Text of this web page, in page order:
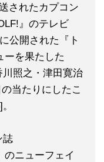
されたカプコン
』のテレビ
公開された『ト
ーを果たした
照之・津田寛治
当たりにしたこ
誌
のニューフェイ